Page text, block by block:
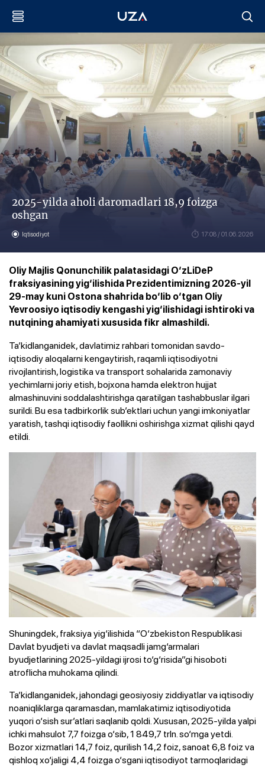
2025-yilda aholi daromadlari 18,9 foizga
oshgan
Iqtisodiyot 17:08 / 01.06.2026
Oliy Majlis Qonunchilik palatasidagi O‘zLiDeP
fraksiyasining yig‘ilishida Prezidentimizning 2026-yil
29-may kuni Ostona shahrida bo‘lib o‘tgan Oliy
Yevroosiyo iqtisodiy kengashi yig‘ilishidagi ishtiroki va
nutqining ahamiyati xususida fikr almashildi.
Ta’kidlanganidek, davlatimiz rahbari tomonidan savdo-
iqtisodiy aloqalarni kengaytirish, raqamli iqtisodiyotni
rivojlantirish, logistika va transport sohalarida zamonaviy
yechimlarni joriy etish, bojxona hamda elektron hujjat
almashinuvini soddalashtirishga qaratilgan tashabbuslar ilgari
surildi. Bu esa tadbirkorlik sub’ektlari uchun yangi imkoniyatlar
yaratish, tashqi iqtisodiy faollikni oshirishga xizmat qilishi qayd
etildi.
Shuningdek, fraksiya yig‘ilishida “O‘zbekiston Respublikasi
Davlat byudjeti va davlat maqsadli jamg‘armalari
byudjetlarining 2025-yildagi ijrosi to‘g‘risida”gi hisoboti
atroflicha muhokama qilindi.
Ta’kidlanganidek, jahondagi geosiyosiy ziddiyatlar va iqtisodiy
noaniqliklarga qaramasdan, mamlakatimiz iqtisodiyotida
yuqori o‘sish sur’atlari saqlanib qoldi. Xususan, 2025-yilda yalpi
ichki mahsulot 7,7 foizga o‘sib, 1 849,7 trln. so‘mga yetdi.
Bozor xizmatlari 14,7 foiz, qurilish 14,2 foiz, sanoat 6,8 foiz va
qishloq xo‘jaligi 4,4 foizga o‘sgani iqtisodiyot tarmoqlaridagi